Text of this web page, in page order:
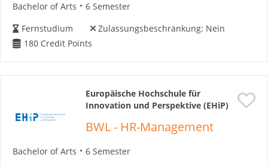
Bachelor of Arts
6 Semester
Fernstudium
Zulassungsbeschränkung: Nein
180 Credit Points
Europäische Hochschule für
Innovation und Perspektive (EHiP)
BWL - HR-Management
Bachelor of Arts
6 Semester